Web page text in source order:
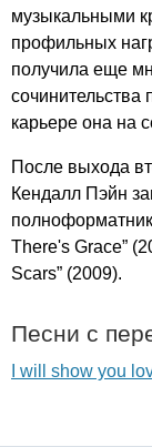
музыкальными
профильных
получила еще
сочинительства
карьере она на
После выхода
Кендалл Пэйн
There's Grace”
Scars” (2009).
Песни с
I will show you